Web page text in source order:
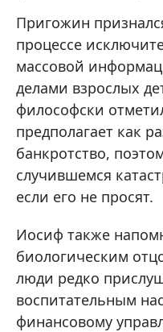
Пригожин
процессе
массовой
делами взрослых
философски
предполагает как
банкротство,
случившемся
если его не просят.
Иосиф также
биологическим
люди редко
воспитательным
финансовому